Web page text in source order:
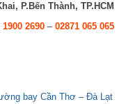
P.Bến Thành, TP.HCM
1900 2690– 02871 065 065
bay Cần Thơ – Đà Lạt